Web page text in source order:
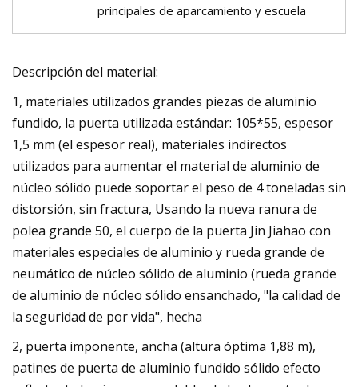
principales de aparcamiento y escuela
Descripción del material:
1, materiales utilizados grandes piezas de aluminio
fundido, la puerta utilizada estándar: 105*55, espesor
1,5 mm (el espesor real), materiales indirectos
utilizados para aumentar el material de aluminio de
núcleo sólido puede soportar el peso de 4 toneladas sin
distorsión, sin fractura, Usando la nueva ranura de
polea grande 50, el cuerpo de la puerta Jin Jiahao con
materiales especiales de aluminio y rueda grande de
neumático de núcleo sólido de aluminio (rueda grande
de aluminio de núcleo sólido ensanchado, "la calidad de
la seguridad de por vida", hecha
2, puerta imponente, ancha (altura óptima 1,88 m),
patines de puerta de aluminio fundido sólido efecto